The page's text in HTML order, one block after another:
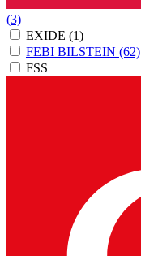
(3)
EXIDE (1)
FEBI BILSTEIN (62)
FSS